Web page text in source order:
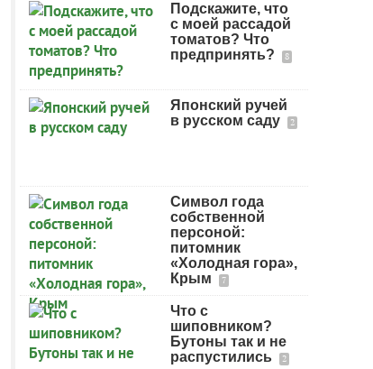
Подскажите, что
с моей рассадой
томатов? Что
предпринять?
8
Японский ручей
в русском саду
2
Символ года
собственной
персоной:
питомник
«Холодная гора»,
Крым
7
Что с
шиповником?
Бутоны так и не
распустились
2